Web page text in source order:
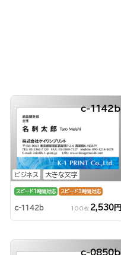
ビジネス 大きな文字
c-1142b
スピード1時間対応 スピード3時間対応
c-1142b 100枚 2,530円
c-0850b